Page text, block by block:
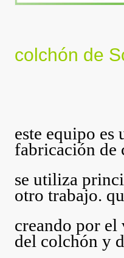
colchón de
este equipo es
fabricación de
se utiliza
otro trabajo.
creando por
del colchón y